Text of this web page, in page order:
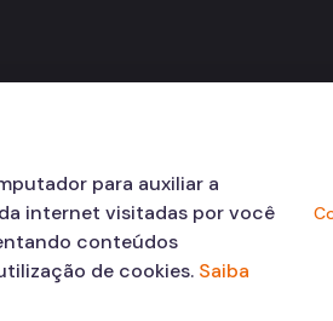
para auxiliar a
internet visitadas por você
conteúdos
de cookies. Saiba